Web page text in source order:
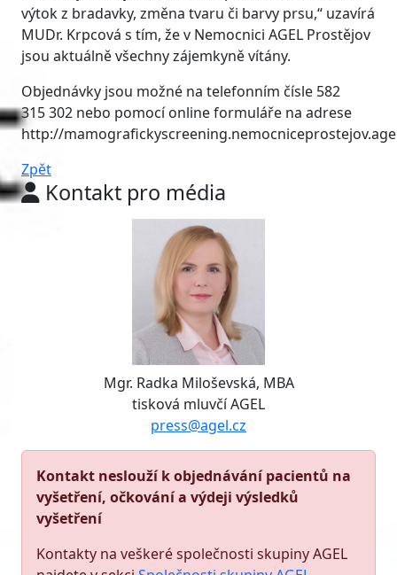
výtok z bradavky, změna tvaru či barvy prsu,“ uzavírá
MUDr. Krpcová s tím, že v Nemocnici AGEL Prostějov
jsou aktuálně všechny zájemkyně vítány.
Objednávky jsou možné na telefonním čísle 582
315 302 nebo pomocí online formuláře na adrese
http://
Zpět
Kontakt pro média
Mgr. Radka Miloševská, MBA
tisková mluvčí AGEL
press@agel.cz
Kontakt neslouží k objednávání pacientů na
vyšetření, očkování a výdeji výsledků
vyšetření
Kontakty na veškeré společnosti skupiny AGEL